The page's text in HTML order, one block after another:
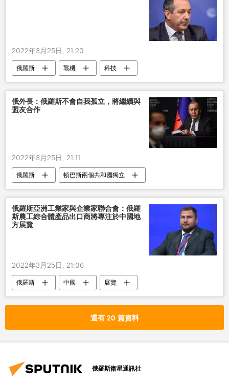
2022年3月25日, 21:20
俄羅斯 戰機 科技
俄外長：俄羅斯不會自我孤立，將繼續與
盟友合作
2022年3月25日, 21:11
俄羅斯
頓巴斯兩個共和國獨立
烏克蘭
俄羅斯亞洲工業家與企業家聯合會：俄羅
斯農工綜合體產品出口商將專注於中國地
方展覽
2022年3月25日, 21:06
俄羅斯 中國 展覽
還有 20 篇資料
俄羅斯衛星通訊社